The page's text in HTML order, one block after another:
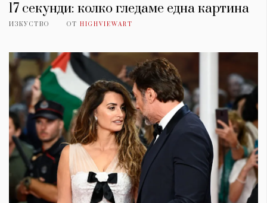
17 секунди: колко гледаме една картина
ИЗКУСТВО ОТ HIGHVIEWART